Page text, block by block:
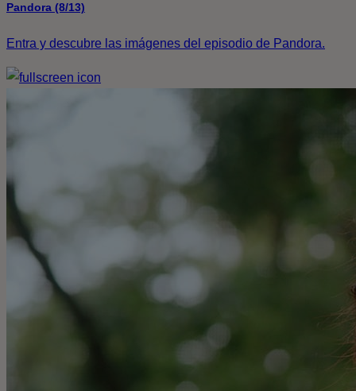
Pandora (8/13)
Entra y descubre las imágenes del episodio de Pandora.